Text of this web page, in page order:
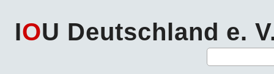
IOU Deutschland e.